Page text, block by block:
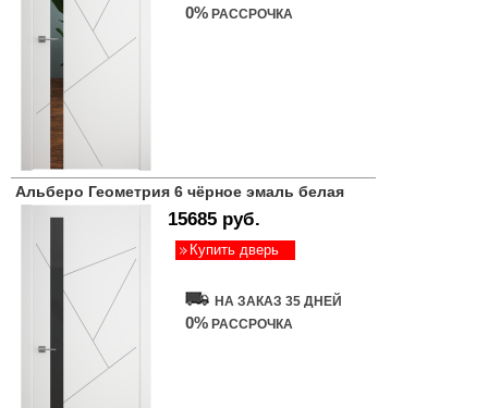
0% РАССРОЧКА
Альберо Геометрия 6 чёрное эмаль белая
15685 руб.
Купить дверь
НА ЗАКАЗ 35 ДНЕЙ
0% РАССРОЧКА